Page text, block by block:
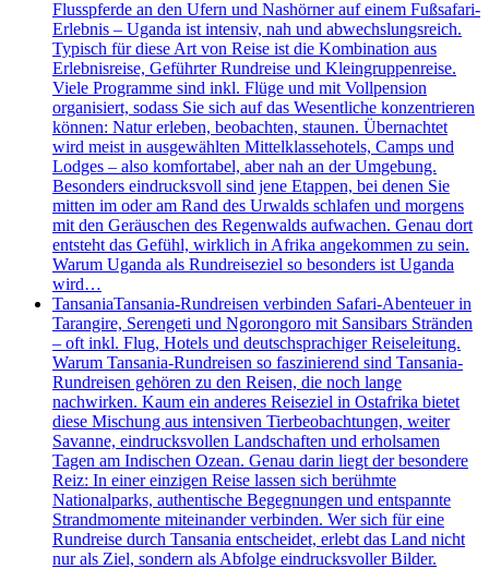
Flusspferde an den Ufern und Nashörner auf einem Fußsafari-
Erlebnis – Uganda ist intensiv, nah und abwechslungsreich.
Typisch für diese Art von Reise ist die Kombination aus
Erlebnisreise, Geführter Rundreise und Kleingruppenreise.
Viele Programme sind inkl. Flüge und mit Vollpension
organisiert, sodass Sie sich auf das Wesentliche konzentrieren
können: Natur erleben, beobachten, staunen. Übernachtet
wird meist in ausgewählten Mittelklassehotels, Camps und
Lodges – also komfortabel, aber nah an der Umgebung.
Besonders eindrucksvoll sind jene Etappen, bei denen Sie
mitten im oder am Rand des Urwalds schlafen und morgens
mit den Geräuschen des Regenwalds aufwachen. Genau dort
entsteht das Gefühl, wirklich in Afrika angekommen zu sein.
Warum Uganda als Rundreiseziel so besonders ist Uganda
wird…
TansaniaTansania-Rundreisen verbinden Safari-Abenteuer in
Tarangire, Serengeti und Ngorongoro mit Sansibars Stränden
– oft inkl. Flug, Hotels und deutschsprachiger Reiseleitung.
Warum Tansania-Rundreisen so faszinierend sind Tansania-
Rundreisen gehören zu den Reisen, die noch lange
nachwirken. Kaum ein anderes Reiseziel in Ostafrika bietet
diese Mischung aus intensiven Tierbeobachtungen, weiter
Savanne, eindrucksvollen Landschaften und erholsamen
Tagen am Indischen Ozean. Genau darin liegt der besondere
Reiz: In einer einzigen Reise lassen sich berühmte
Nationalparks, authentische Begegnungen und entspannte
Strandmomente miteinander verbinden. Wer sich für eine
Rundreise durch Tansania entscheidet, erlebt das Land nicht
nur als Ziel, sondern als Abfolge eindrucksvoller Bilder.